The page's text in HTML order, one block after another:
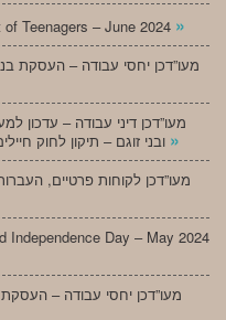
Teenagers – June 2024 »
מעו”דכן יחסי עבודה – העסקת
מעו”דכן דיני עבודה – עדכון
»
מעו”דכן לקוחות פרטיים,
Independence Day – May 2024
מעו”דכן יחסי עבודה – העסקת